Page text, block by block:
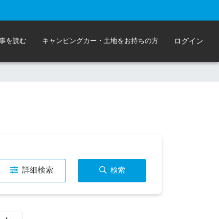
を読む キャンピングカー・土地をお持ちの方 ログイン
詳細検索 検索